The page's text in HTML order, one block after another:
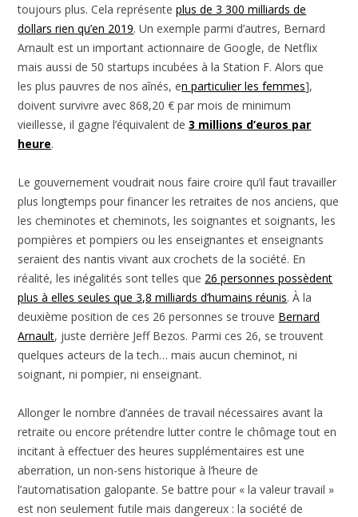
toujours plus. Cela représenteplus de 3 300 milliards de
dollars rien qu’en 2019. Un exemple parmi d’autres, Bernard
Arnault est un important actionnaire de Google, de Netflix
mais aussi de 50 startups incubées à la Station F. Alors que
les plus pauvres de nos aînés, en particulier les femmes],
doivent survivre avec 868,20 € par mois de minimum
vieillesse, il gagne l’équivalent de3 millions d’euros par
heure.
Le gouvernement voudrait nous faire croire qu’il faut travailler
plus longtemps pour financer les retraites de nos anciens, que
les cheminotes et cheminots, les soignantes et soignants, les
pompières et pompiers ou les enseignantes et enseignants
seraient des nantis vivant aux crochets de la société. En
réalité, les inégalités sont telles que 26 personnes possèdent
plus à elles seules que 3,8 milliards d’humains réunis. À la
deuxième position de ces 26 personnes se trouve Bernard
Arnault, juste derrière Jeff Bezos. Parmi ces 26, se trouvent
quelques acteurs de la tech… mais aucun cheminot, ni
soignant, ni pompier, ni enseignant.
Allonger le nombre d’années de travail nécessaires avant la
retraite ou encore prétendre lutter contre le chômage tout en
incitant à effectuer des heures supplémentaires est une
aberration, un non-sens historique à l’heure de
l’automatisation galopante. Se battre pour « la valeur travail »
est non seulement futile mais dangereux : la société de